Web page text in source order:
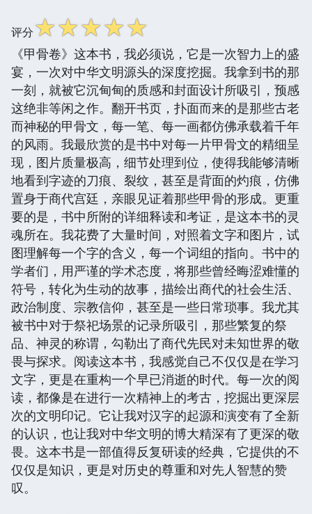
评分☆☆☆☆☆
《甲骨卷》这本书，我必须说，它是一次智力上的盛
宴，一次对中华文明源头的深度挖掘。我拿到书的那
一刻，就被它沉甸甸的质感和封面设计所吸引，预感
这绝非等闲之作。翻开书页，扑面而来的是那些古老
而神秘的甲骨文，每一笔、每一画都仿佛承载着千年
的风雨。我最欣赏的是书中对每一片甲骨文的精细呈
现，图片质量极高，细节处理到位，使得我能够清晰
地看到字迹的刀痕、裂纹，甚至是背面的灼痕，仿佛
置身于商代宫廷，亲眼见证着那些甲骨的形成。更重
要的是，书中所附的详细释读和考证，是这本书的灵
魂所在。我花费了大量时间，对照着文字和图片，试
图理解每一个字的含义，每一个词组的指向。书中的
学者们，用严谨的学术态度，将那些曾经晦涩难懂的
符号，转化为生动的故事，描绘出商代的社会生活、
政治制度、宗教信仰，甚至是一些日常琐事。我尤其
被书中对于祭祀场景的记录所吸引，那些繁复的祭
品、神灵的称谓，勾勒出了商代先民对未知世界的敬
畏与探求。阅读这本书，我感觉自己不仅仅是在学习
文字，更是在重构一个早已消逝的时代。每一次的阅
读，都像是在进行一次精神上的考古，挖掘出更深层
次的文明印记。它让我对汉字的起源和演变有了全新
的认识，也让我对中华文明的博大精深有了更深的敬
畏。这本书是一部值得反复研读的经典，它提供的不
仅仅是知识，更是对历史的尊重和对先人智慧的赞
叹。